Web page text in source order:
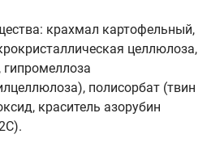
крахмал картофельный,
целлюлоза,
гипромеллоза
полисорбат (твин
краситель азорубин